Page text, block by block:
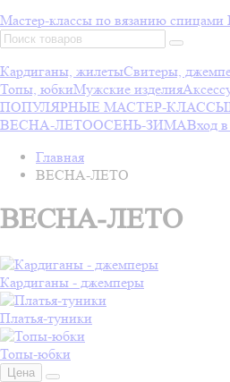
Мастер-классы по вязанию
Кардиганы, жилетыСвитеры,
Топы, юбкиМужские изделия
ПОПУЛЯРНЫЕ МАСТЕР-КЛАССЫ
ВЕСНА-ЛЕТООСЕНЬ-ЗИМАВход
Главная
ВЕСНА-ЛЕТО
ВЕСНА-ЛЕТО
Кардиганы - джемперы
Платья-туники
Топы-юбки
Цена